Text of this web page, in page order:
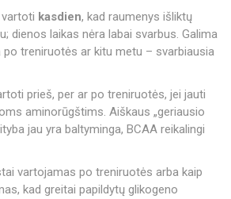
kasdien, kad raumenys išliktų
dienos laikas nėra labai svarbus. Galima
treniruotės ar kitu metu – svarbiausia
prieš, per ar po treniruotės, jei jauti
aminorūgštims. Aiškaus „geriausio
jau yra baltyminga, BCAA reikalingi
vartojamas po treniruotės arba kaip
kad greitai papildytų glikogeno